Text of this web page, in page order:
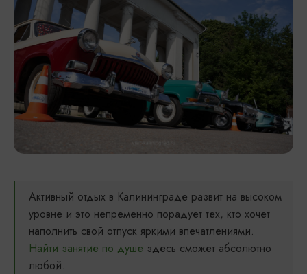
Активный отдых в Калининграде развит на высоком
уровне и это непременно порадует тех, кто хочет
наполнить свой отпуск яркими впечатлениями.
Найти занятие по душе здесь сможет абсолютно
любой.